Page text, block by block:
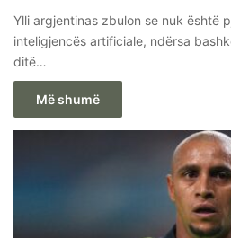
Ylli argjentinas zbulon se nuk është
inteligjencës artificiale, ndërsa
ditë…
Më shumë